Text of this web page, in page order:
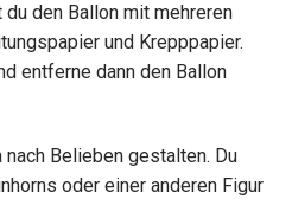
den Ballon mit mehreren
und Krepppapier.
entferne dann den Ballon
nach Belieben gestalten. Du
oder einer anderen Figur